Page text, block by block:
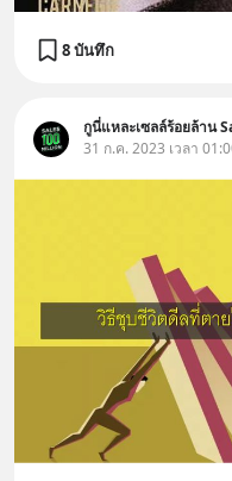
8 บันทึก
กูนี่แหละเซลล์ร้อยล้าน
31 ก.ค. 2023 เวลา